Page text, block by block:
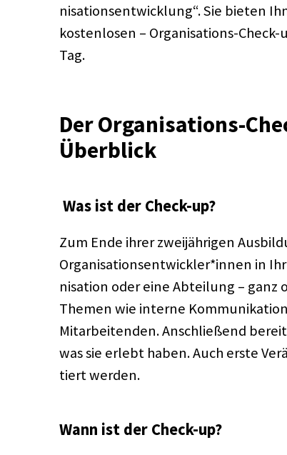
ni­sa­ti­ons­ent­wick­lung“. Sie bieten
kosten­lo­sen – Orga­ni­sa­ti­ons-
Tag.
Der Orga­ni­sa­ti­ons-
Über­blick
Was ist der Check-up?
Zum Ende ihrer zwei­jäh­ri­gen
Organisationsentwickler*innen in
ni­sa­tion oder eine Abtei­lung –
Themen wie interne
Mitar­bei­ten­den. Anschlie­ßend
was sie erlebt haben. Auch erste
tiert werden.
Wann ist der Check-up?